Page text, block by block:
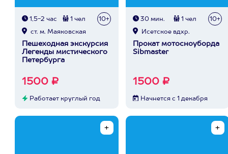
1,5-2 час 1 чел 10+
ст. м. Маяковская
Пешеходная экскурсия
Легенды мистического
Петербурга
1500 ₽
Работает круглый год
30 мин. 1 чел 10+
Исетское вдхр.
Прокат мотосноуборда
Sibmaster
1500 ₽
Начнется с 1 декабря